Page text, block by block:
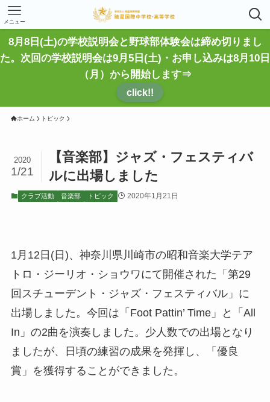
メニュー
8月8日(土)の学校説明会と野球部体験会は締め切りまし
た。次回の学校説明会は9月5日(土)・お申し込みは8月10日
（月）から開始します⇒
click!!
ホーム トピック
【音楽部】ジャズ・フェスティバ
ルに出場しました
2020
1/21
クラブ活動 音楽部 トピック 2020年1月21日
1月12日(日)、神奈川県川崎市の昭和音楽大学テア
トロ・ジーリオ・ショウワにて開催された「第29
回スチューデント・ジャズ・フェスティバル」に
出場しました。今回は「Foot Pattin’ Time」と「All
In」の2曲を演奏しました。少人数での出場となり
ましたが、日頃の練習の成果を発揮し、「優良
賞」を獲得することができました。